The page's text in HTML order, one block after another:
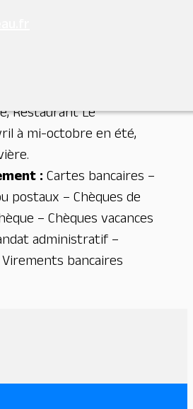
Restaurant Le
à mi-octobre en été,
: Cartes bancaires –
postaux – Chèques de
– Chèques vacances
administratif –
bancaires